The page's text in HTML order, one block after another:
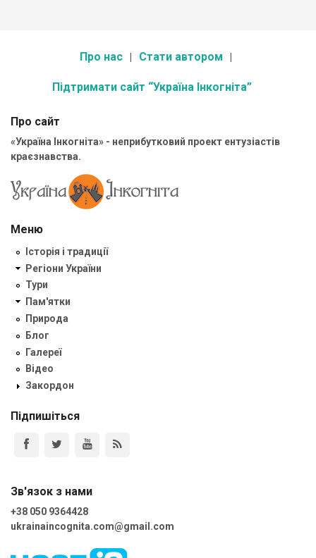
Про нас Стати автором
Підтримати сайт “Україна Інкогніта”
Про сайт
«Україна Інкогніта» - неприбутковий проект ентузіастів
краєзнавства.
Меню
Історія і традиції
Регіони України
Тури
Пам'ятки
Природа
Блог
Галереї
Відео
Закордон
Підпишіться
Зв'язок з нами
+38 050 9364428
ukrainaincognita.com@gmail.com